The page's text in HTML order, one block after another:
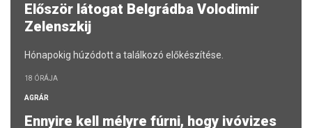
Először látogat Belgrádba Volodimir
Zelenszkij
Hónapokig húzódott a találkozó előkészítése.
18 ÓRÁJA
AGRÁR
Ennyire kell mélyre fúrni, hogy ivóvizes